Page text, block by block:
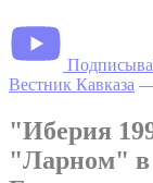
Вестник Кавказа
"Иберия
"Ларном" в